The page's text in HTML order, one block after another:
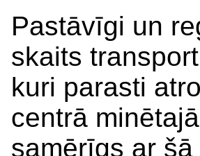
Pastāvīgi un
skaits
kuri parasti
centrā
samērīgs ar